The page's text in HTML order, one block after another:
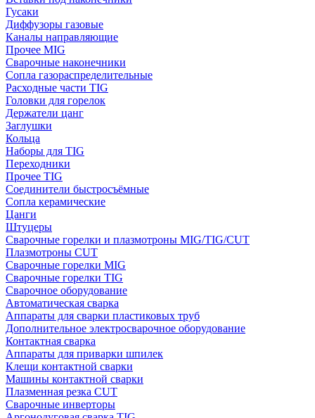
Гусаки
Диффузоры газовые
Каналы направляющие
Прочее MIG
Сварочные наконечники
Сопла газораспределительные
Расходные части TIG
Головки для горелок
Держатели цанг
Заглушки
Кольца
Наборы для TIG
Переходники
Прочее TIG
Соединители быстросъёмные
Сопла керамические
Цанги
Штуцеры
Сварочные горелки и плазмотроны MIG/TIG/CUT
Плазмотроны CUT
Сварочные горелки MIG
Сварочные горелки TIG
Сварочное оборудование
Автоматическая сварка
Аппараты для сварки пластиковых труб
Дополнительное электросварочное оборудование
Контактная сварка
Аппараты для приварки шпилек
Клещи контактной сварки
Машины контактной сварки
Плазменная резка CUT
Сварочные инверторы